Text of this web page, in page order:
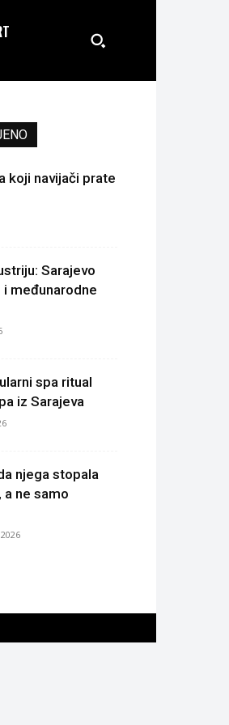
koji navijači prate
Sarajevo
međunarodne
spa ritual
iz Sarajeva
njega stopala
ne samo